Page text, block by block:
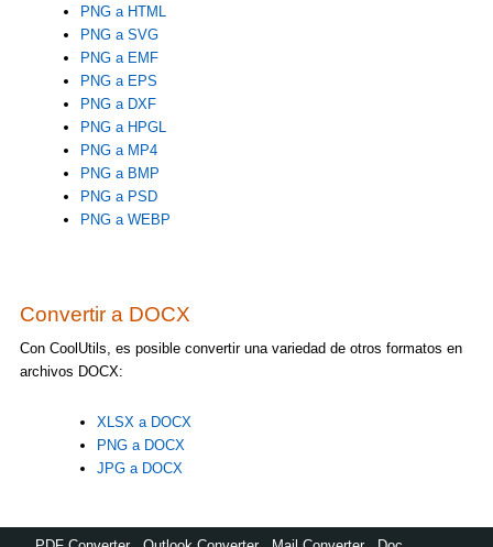
PNG a HTML
PNG a SVG
PNG a EMF
PNG a EPS
PNG a DXF
PNG a HPGL
PNG a MP4
PNG a BMP
PNG a PSD
PNG a WEBP
Convertir a DOCX
Con CoolUtils, es posible convertir una variedad de otros formatos en
archivos DOCX:
XLSX a DOCX
PNG a DOCX
JPG a DOCX